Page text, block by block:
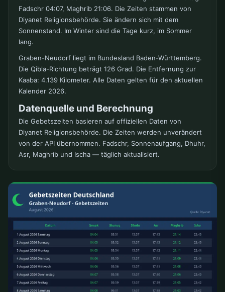
Fadschr 04:07, Maghrib 21:06. Die Zeiten stammen von
Diyanet Religionsbehörde. Sie ändern sich mit dem
Sonnenstand. Im Winter sind die Tage kurz, im Sommer
lang.
Graben-Neudorf liegt im Bundesland Baden-Württemberg.
Die Qibla-Richtung beträgt 126 Grad. Die Entfernung zur
Kaaba: 4.139 Kilometer. Alle Daten gelten für den aktuellen
Kalender 2026.
Datenquelle und Berechnung
Die Gebetszeiten basieren auf offiziellen Daten von
Diyanet Religionsbehörde. Die Zeiten werden unverändert
von der API übernommen. Fadschr, Sonnenaufgang, Dhuhr,
Asr, Maghrib und Ischa — täglich aktualisiert.